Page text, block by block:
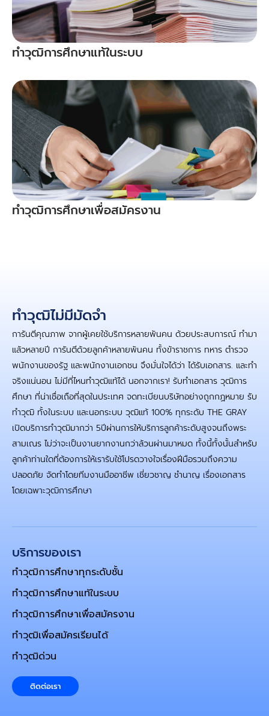
ทำวุฒิการศึกษาแท้ในระบบ
ทำวุฒิการศึกษาเพื่อสมัครงาน
ทําวุฒิไม่มีมัดจํา
การันตีคุณภาพ จากผู้เคยใช้บริการหลายพันคน ด้วยประสบการณ์ ทำมา
แล้วหลายปี การันตีด้วยลูกค้าหลายพันคน ทั้งข้าราชการ ทหาร ตำรวจ
พนักงานของรัฐ และพนักงานเอกชน จึงมั่นใจได้ว่า ได้รับเอกสาร. และทำ
จริงแน่นอน ไม่มีที่ไหนทำวุฒิแท้ได้ นอกจากเรา! รับทำเอกสาร วุฒิการ
ศึกษา ที่น่าเชื่อเถือที่สุดในประเทศ จดทะเบียนบริษัทอย่างถูกกฏหมาย รับ
ทำวุฒิ ทั้งในระบบ และนอกระบบ วุฒิแท้ 100% ทุกระดับ THE GRAY
เปิดบริการทำวุฒิมากว่า 5ปีผ่านการให้บริการลูกค้าระดับสูงจนถึงพระ
สามเณร ไม่ว่าจะเป็นงานยากงานกว่าล้วนผ่านมาหมด ทั้งนี้ทั้งนั้นสำหรับ
ลูกค้าท่านใดที่ต้องการให้เรารับใช้โปรดวางใจเรื่องฝีมือรวมถึงความ
ปลอดภัย จัดทำโดยทีมงานมืออาชีพ เชี่ยวชาญ ชำนาญ เรื่องเอกสาร
โดยเฉพาะวุฒิการศึกษา
บริการของเรา
ทำวุฒิการศึกษาทุกระดับชั้น
ทำวุฒิการศึกษาแท้ในระบบ
ทำวุฒิการศึกษาเพื่อสมัครงาน
ทำวุฒิเพื่อสมัครเรียนได้
ทำวุฒิด่วน
ติดต่อเรา